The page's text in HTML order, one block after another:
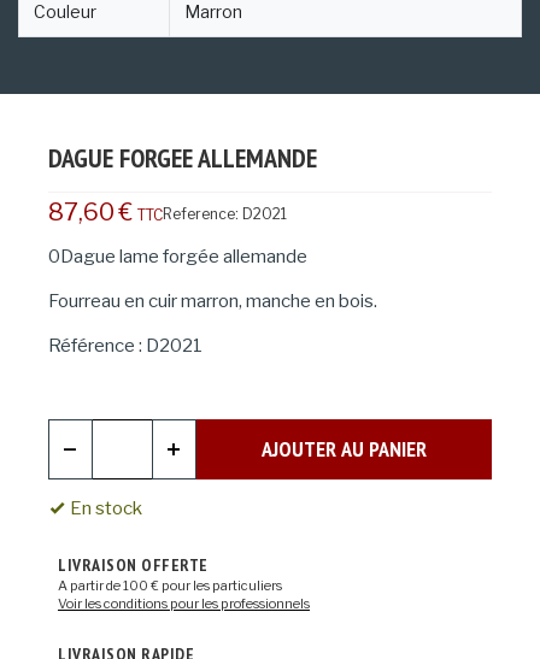
Couleur Marron
DAGUE FORGEE ALLEMANDE
87,60 € TTCReference: D2021
0Dague lame forgée allemande
Fourreau en cuir marron, manche en bois.
Référence : D2021
AJOUTER AU PANIER
En stock
LIVRAISON OFFERTE
A partir de 100 € pour les particuliers
Voir les conditions pour les professionnels
LIVRAISON RAPIDE